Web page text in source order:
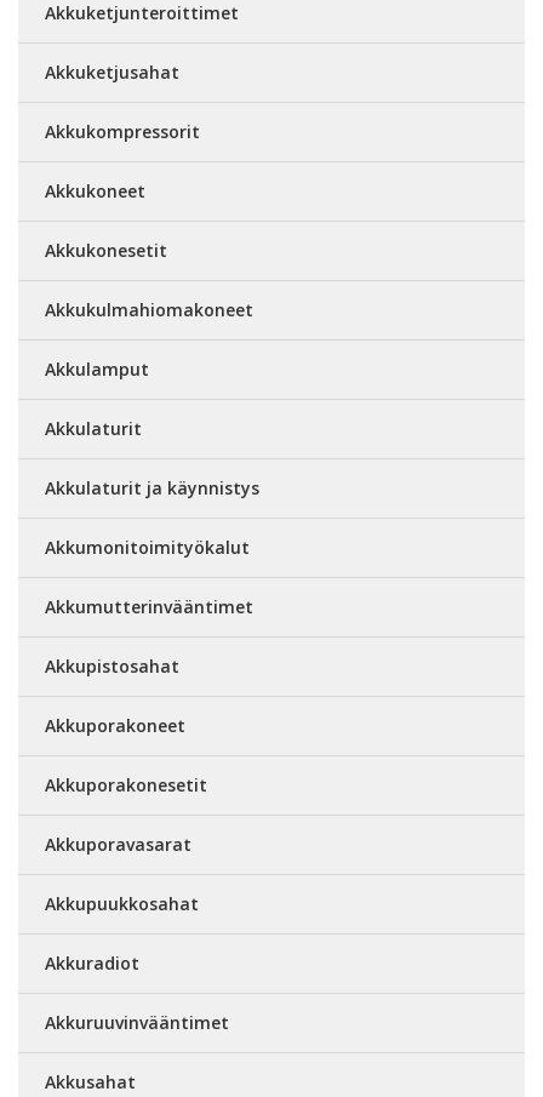
Akkuketjunteroittimet
Akkuketjusahat
Akkukompressorit
Akkukoneet
Akkukonesetit
Akkukulmahiomakoneet
Akkulamput
Akkulaturit
Akkulaturit ja käynnistys
Akkumonitoimityökalut
Akkumutterinvääntimet
Akkupistosahat
Akkuporakoneet
Akkuporakonesetit
Akkuporavasarat
Akkupuukkosahat
Akkuradiot
Akkuruuvinvääntimet
Akkusahat